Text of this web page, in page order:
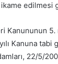
edilmesi
Kanununun
Kanuna tabi
22/5/